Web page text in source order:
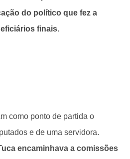
do político que fez a
finais.
como ponto de partida o
e de uma servidora.
encaminhava a comissões